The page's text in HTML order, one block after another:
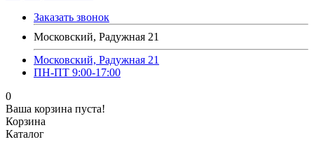
Заказать звонок
Московский, Радужная 21
Московский, Радужная 21
ПН-ПТ 9:00-17:00
0
Ваша корзина пуста!
Корзина
Каталог